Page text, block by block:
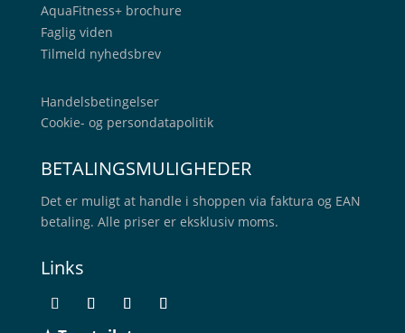
AquaFitness+ brochure
Faglig viden
Tilmeld nyhedsbrev
Handelsbetingelser
Cookie- og persondatapolitik
BETALINGSMULIGHEDER
Det er muligt at handle i shoppen via faktura og EAN
betaling. Alle priser er eksklusiv moms.
Links